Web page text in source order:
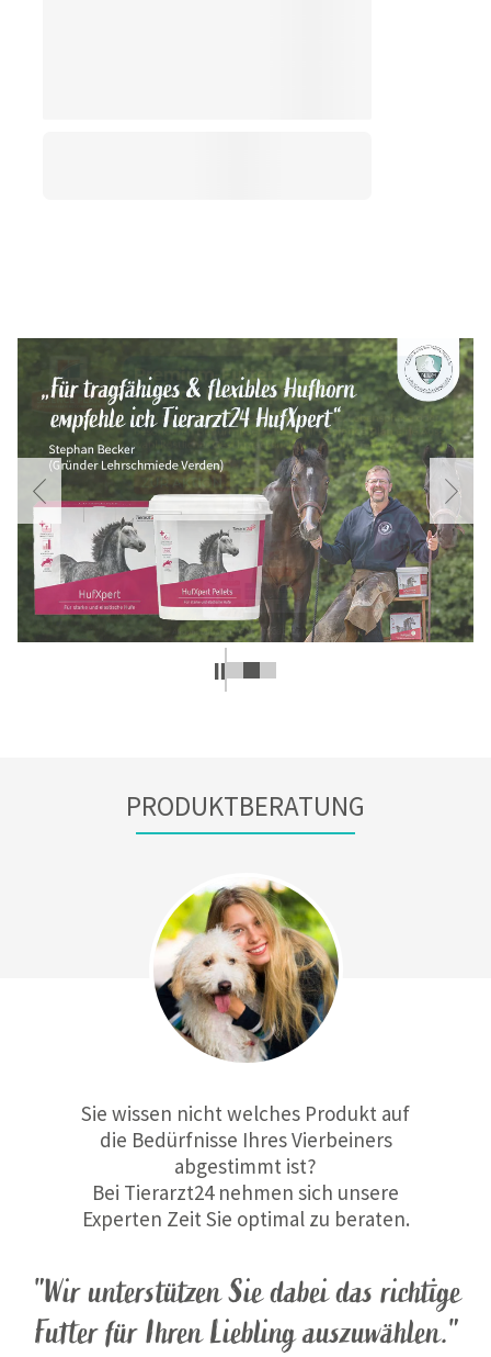
PRODUKTBERATUNG
"Wir unterstützen Sie dabei das richtige
Futter für Ihren Liebling auszuwählen."
Sie wissen nicht welches Produkt auf
die Bedürfnisse Ihres Vierbeiners
abgestimmt ist?
Bei Tierarzt24 nehmen sich unsere
Experten Zeit Sie optimal zu beraten.